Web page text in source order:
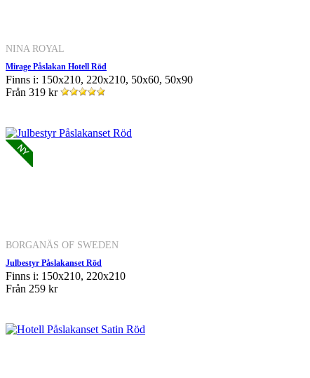
NINA ROYAL
Mirage Påslakan Hotell Röd
Finns i: 150x210, 220x210, 50x60, 50x90
Från 319 kr
BORGANÄS OF SWEDEN
Julbestyr Påslakanset Röd
Finns i: 150x210, 220x210
Från 259 kr